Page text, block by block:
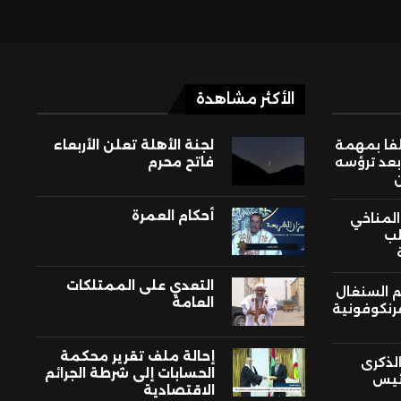
بمهمة
ترؤسه
المناخي
السنغال
الأكثر مشاهدة
لجنة الأهلة تعلن الأربعاء
فاتح محرم
أحكام العمرة
التعدي على الممتلكات
العامة
إحالة ملف تقرير محكمة
الحسابات إلى شرطة الجرائم
الاقتصادية